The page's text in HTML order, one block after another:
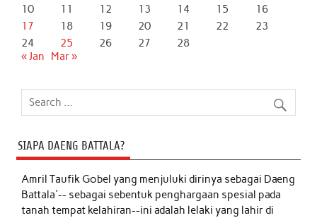
10
11 12 13 14 15
16
17
18 19 20 21 22
23
24
25 26 27
28
« Jan
Mar »
SIAPA DAENG BATTALA?
Amril Taufik Gobelyang menjuluki dirinya sebagai Daeng
Battala'-- sebagai sebentuk penghargaan spesial pada
tanah tempat kelahiran--ini adalah lelaki yang lahir di